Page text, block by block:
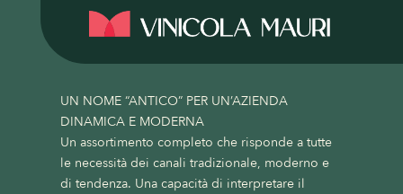
UN NOME “ANTICO” PER UN’AZIENDA
DINAMICA E MODERNA
Un assortimento completo che risponde a tutte
le necessità dei canali tradizionale, moderno e
di tendenza. Una capacità di interpretare il